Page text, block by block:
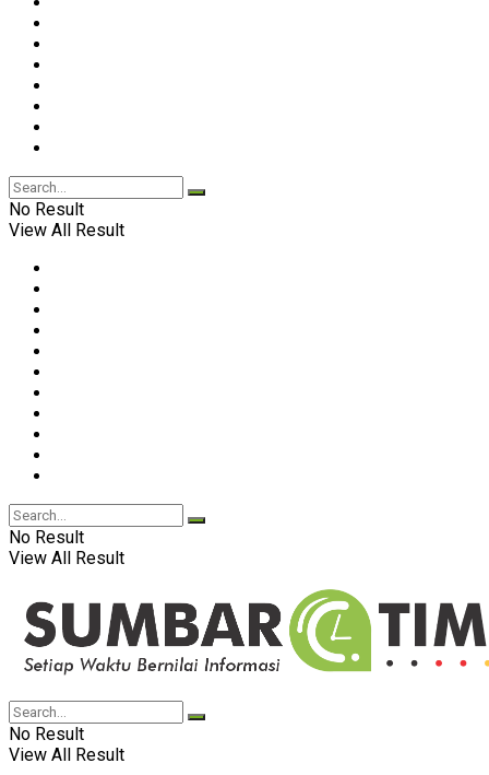
No Result
View All Result
No Result
View All Result
No Result
View All Result